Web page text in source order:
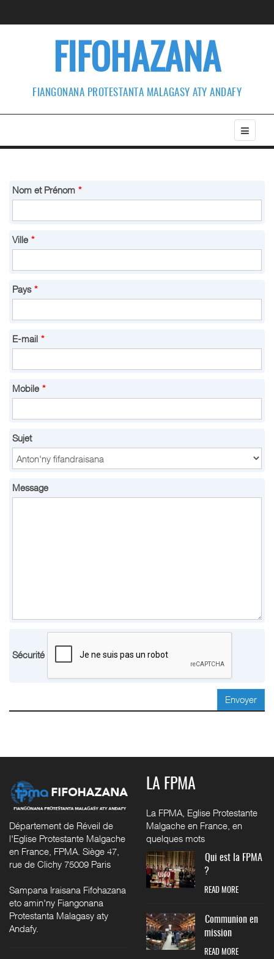
FIFOHAZANA
FIANGONANA PROTESTANTA MALAGASY ATY ANDAFY
Nom et Prénom *
Ville *
Pays *
E-mail *
Mobile *
Sujet
Message
Sécurité
Envoyer
Département de Réveil de
l'Eglise Protestante Malgache
en France, FPMA. Siège 47,
rue de Clichy 75009 Paris
Sampana Iraisana Fifohazana
eto amin'ny Fiangonana
Protestanta Malagasy aty
Andafy.
LA FPMA
La FPMA, Eglise Protestante
Malgache en France, en
quelques mots
Qui est la FPMA
?
READ MORE
Communion en
mission
READ MORE